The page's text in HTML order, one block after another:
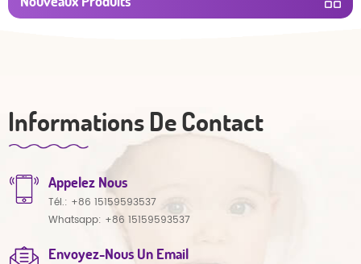
Informations De Contact
Appelez Nous
Tél.: +86 15159593537
Whatsapp: +86 15159593537
Envoyez-Nous Un Email